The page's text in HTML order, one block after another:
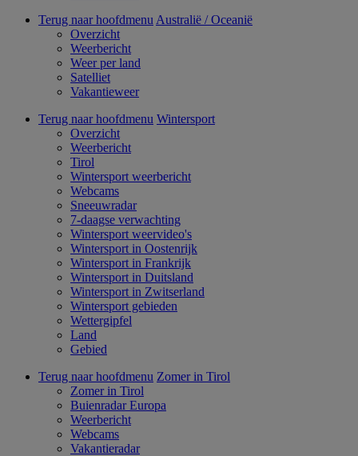
Terug naar hoofdmenu Australië / Oceanië
Overzicht
Weerbericht
Weer per land
Satelliet
Vakantieweer
Terug naar hoofdmenu Wintersport
Overzicht
Weerbericht
Tirol
Wintersport weerbericht
Webcams
Sneeuwradar
7-daagse verwachting
Wintersport weervideo's
Wintersport in Oostenrijk
Wintersport in Frankrijk
Wintersport in Duitsland
Wintersport in Zwitserland
Wintersport gebieden
Wettergipfel
Land
Gebied
Terug naar hoofdmenu Zomer in Tirol
Zomer in Tirol
Buienradar Europa
Weerbericht
Webcams
Vakantieradar